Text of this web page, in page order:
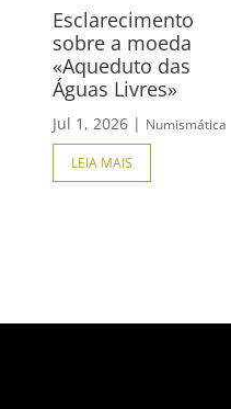
Esclarecimento
sobre a moeda
«Aqueduto das
Águas Livres»
Jul 1, 2026 | Numismática
LEIA MAIS